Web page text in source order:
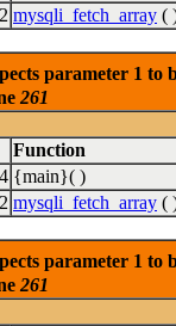
mysqli_fetch_array (
parameter 1 to
261
Function
{main}( )
mysqli_fetch_array (
parameter 1 to
261